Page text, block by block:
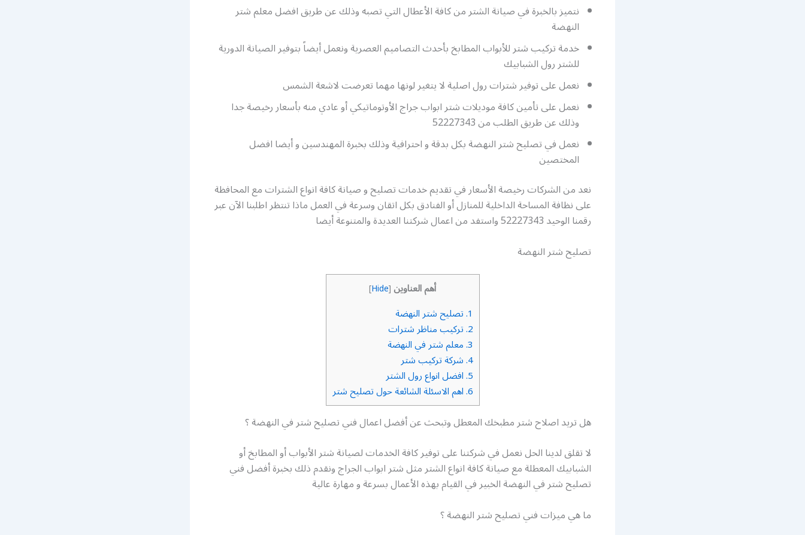
نتميز بالخبرة في صيانة الشتر من كافة الأعطال التي تصبه وذلك عن طريق افضل معلم شتر
النهضة
خدمة تركيب شتر للأبواب المطابخ بأحدث التصاميم العصرية ونعمل أيضاً بتوفير الصيانة الدورية
للشتر رول الشبابيك
نعمل على توفير شترات رول اصلية لا يتغير لونها مهما تعرضت لاشعة الشمس
نعمل على تأمين كافة موديلات شتر ابواب جراج الأوتوماتيكي أو عادي منه بأسعار رخيصة جدا
وذلك عن طريق الطلب من 52227343
نعمل في تصليح شتر النهضة بكل بدقة و احترافية وذلك بخبرة المهندسين و أيضا افضل
المختصين
نعد من الشركات رخيصة الأسعار في تقديم خدمات تصليح و صيانة كافة انواع الشترات مع المحافظة
على نظافة المساحة الداخلية للمنازل أو الفنادق بكل اتقان وسرعة في العمل ماذا تنتظر اطلبنا الآن عبر
رقمنا الوحيد 52227343 واستفد من اعمال شركتنا العديدة والمتنوعة أيضا
تصليح شتر النهضة
أهم العناوين [
Hide
]
1. تصليح شتر النهضة
2. تركيب مناظر شترات
3. معلم شتر في النهضة
4. شركة تركيب شتر
5. افضل انواع رول الشتر
6. اهم الاسئلة الشائعة حول تصليح شتر
هل تريد اصلاح شتر مطبخك المعطل وتبحث عن أفضل اعمال فني تصليح شتر في النهضة ؟
لا تقلق لدينا الحل نعمل في شركتنا على توفير كافة الخدمات لصيانة شتر الأبواب أو المطابخ أو
الشبابيك المعطلة مع صيانة كافة انواع الشتر مثل شتر ابواب الجراج ونقدم ذلك بخبرة أفضل فني
تصليح شتر في النهضة الخبير في القيام بهذه الأعمال بسرعة و مهارة عالية
ما هي ميزات فني تصليح شتر النهضة ؟